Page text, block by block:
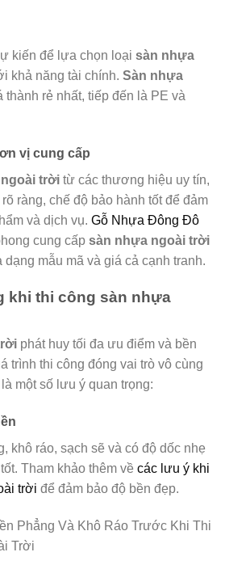
kiến để lựa chọn loại sàn nhựa
khả năng tài chính. Sàn nhựa
thành rẻ nhất, tiếp đến là PE và
vị cung cấp
trời từ các thương hiệu uy tín,
ràng, chế độ bảo hành tốt để đảm
và dịch vụ. Gỗ Nhựa Đông Đô
cung cấp sàn nhựa ngoài trời
mẫu mã và giá cả cạnh tranh.
khi thi công sàn nhựa
phát huy tối đa ưu điểm và bền
trình thi công đóng vai trò vô cùng
một số lưu ý quan trọng:
khô ráo, sạch sẽ và có độ dốc nhẹ
Tham khảo thêm về các lưu ý khi
trời để đảm bảo độ bền đẹp.